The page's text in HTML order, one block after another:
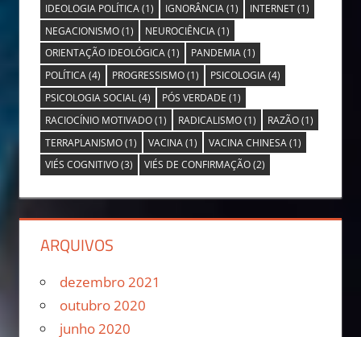
IDEOLOGIA POLÍTICA(1) IGNORÂNCIA(1) INTERNET(1)
NEGACIONISMO(1) NEUROCIÊNCIA(1)
ORIENTAÇÃO IDEOLÓGICA(1) PANDEMIA(1)
POLÍTICA(4) PROGRESSISMO(1) PSICOLOGIA(4)
PSICOLOGIA SOCIAL(4) PÓS VERDADE (1)
RACIOCÍNIO MOTIVADO(1) RADICALISMO(1) RAZÃO(1)
TERRAPLANISMO(1) VACINA(1) VACINA CHINESA(1)
VIÉS COGNITIVO(3) VIÉS DE CONFIRMAÇÃO(2)
ARQUIVOS
dezembro 2021
outubro 2020
junho 2020